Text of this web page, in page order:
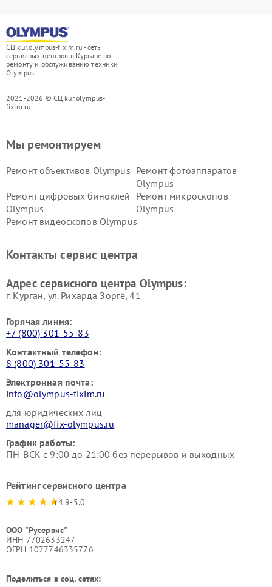
СЦ kur.olympus-fixim.ru - сеть
сервисных центров в Кургане по
ремонту и обслуживанию техники
Olympus
2021-2026 © СЦ kur.olympus-
fixim.ru
Мы ремонтируем
Ремонт объективов Olympus Ремонт фотоаппаратов
Olympus
Ремонт цифровых биноклей
Olympus
Ремонт микроскопов
Olympus
Ремонт видеоскопов Olympus
Контакты сервис центра
Адрес сервисного центра Olympus:
г. Курган, ул. Рихарда Зорге, 41
Горячая линия:
+7 (800) 301-55-83
Контактный телефон:
8 (800) 301-55-83
Электронная почта:
info@olympus-fixim.ru
для юридических лиц
manager@fix-olympus.ru
График работы:
ПН-ВСК с 9:00 до 21:00 без перерывов и выходных
Рейтинг сервисного центра
4.9-5.0
ООО "Русервис"
ИНН 7702633247
ОГРН 1077746335776
Поделиться в соц. сетях: